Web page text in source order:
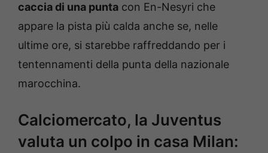
caccia di una punta con En-Nesyri che
appare la pista più calda anche se, nelle
ultime ore, si starebbe raffreddando per i
tentennamenti della punta della nazionale
marocchina.
Calciomercato, la Juventus
valuta un colpo in casa Milan: